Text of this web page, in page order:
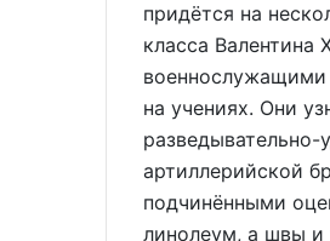
придётся на
класса
военнослужащими
на учениях. Они
артиллерийской
подчинёнными
линолеум, а швы и